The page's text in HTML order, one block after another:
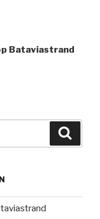
Bataviastrand